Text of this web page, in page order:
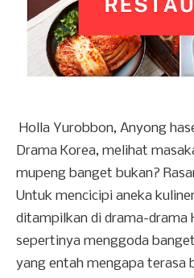
Holla Yurobbon, Anyong
Drama Korea, melihat
mupeng banget bukan?
Untuk mencicipi aneka
ditampilkan di drama-drama
sepertinya menggoda
yang entah mengapa terasa